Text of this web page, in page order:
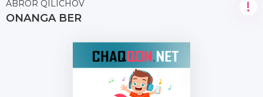
ABROR QILICHOV
ONANGA BER
!